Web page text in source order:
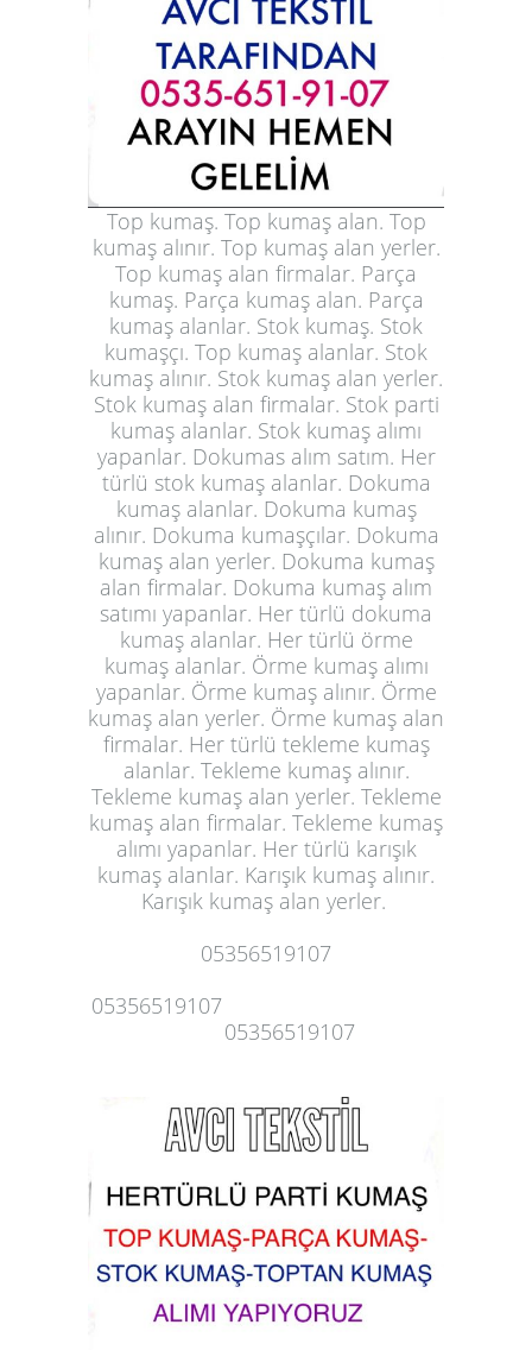
Top kumaş. Top kumaş alan. Top
kumaş alınır. Top kumaş alan yerler.
Top kumaş alan firmalar. Parça
kumaş. Parça kumaş alan. Parça
kumaş alanlar. Stok kumaş. Stok
kumaşçı. Top kumaş alanlar. Stok
kumaş alınır. Stok kumaş alan yerler.
Stok kumaş alan firmalar. Stok parti
kumaş alanlar. Stok kumaş alımı
yapanlar. Dokumas alım satım. Her
türlü stok kumaş alanlar. Dokuma
kumaş alanlar. Dokuma kumaş
alınır. Dokuma kumaşçılar. Dokuma
kumaş alan yerler. Dokuma kumaş
alan firmalar. Dokuma kumaş alım
satımı yapanlar. Her türlü dokuma
kumaş alanlar. Her türlü örme
kumaş alanlar. Örme kumaş alımı
yapanlar. Örme kumaş alınır. Örme
kumaş alan yerler. Örme kumaş alan
firmalar. Her türlü tekleme kumaş
alanlar. Tekleme kumaş alınır.
Tekleme kumaş alan yerler. Tekleme
kumaş alan firmalar. Tekleme kumaş
alımı yapanlar. Her türlü karışık
kumaş alanlar. Karışık kumaş alınır.
Karışık kumaş alan yerler.
05356519107
05356519107
05356519107